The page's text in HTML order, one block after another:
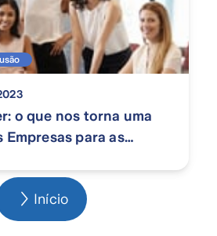
o que nos torna uma
Empresas para as
Início